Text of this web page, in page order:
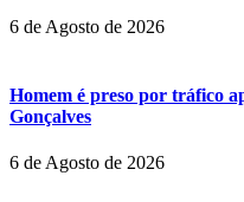
6 de Agosto de 2026
Homem é preso por tráfico
Gonçalves
6 de Agosto de 2026